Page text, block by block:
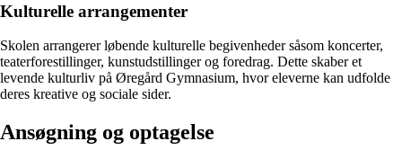
Kulturelle arrangementer
Skolen arrangerer løbende kulturelle begivenheder såsom koncerter,
teaterforestillinger, kunstudstillinger og foredrag. Dette skaber et
levende kulturliv på Øregård Gymnasium, hvor eleverne kan udfolde
deres kreative og sociale sider.
Ansøgning og optagelse